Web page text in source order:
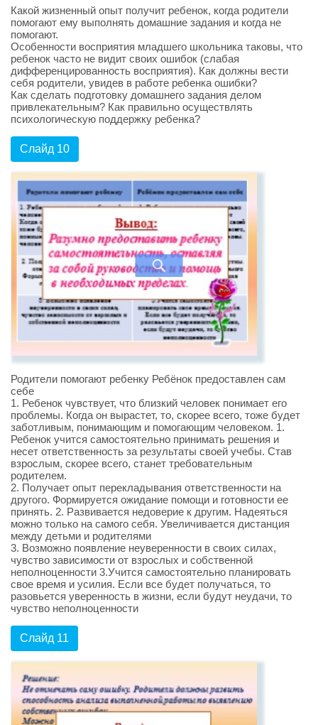
Какой жизненный опыт получит ребенок, когда родители
помогают ему выполнять домашние задания и когда не
помогают.
Особенности восприятия младшего школьника таковы, что
ребенок часто не видит своих ошибок (слабая
дифференцированность восприятия). Как должны вести
себя родители, увидев в работе ребенка ошибки?
Как сделать подготовку домашнего задания делом
привлекательным? Как правильно осуществлять
психологическую поддержку ребенка?
Слайд 10
Родители помогают ребенку Ребёнок предоставлен сам
себе
1. Ребенок чувствует, что близкий человек понимает его
проблемы. Когда он вырастет, то, скорее всего, тоже будет
заботливым, понимающим и помогающим человеком. 1.
Ребенок учится самостоятельно принимать решения и
несет ответственность за результаты своей учебы. Став
взрослым, скорее всего, станет требовательным
родителем.
2. Получает опыт перекладывания ответственности на
другого. Формируется ожидание помощи и готовности ее
принять. 2. Развивается недоверие к другим. Надеяться
можно только на самого себя. Увеличивается дистанция
между детьми и родителями
3. Возможно появление неуверенности в своих силах,
чувство зависимости от взрослых и собственной
неполноценности 3.Учится самостоятельно планировать
свое время и усилия. Если все будет получаться, то
разовьется уверенность в жизни, если будут неудачи, то
чувство неполноценности
Слайд 11